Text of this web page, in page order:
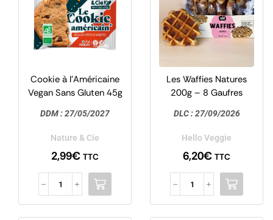
Cookie à l’Américaine
Vegan Sans Gluten 45g
DDM :27/05/2027
Nature & Cie
2,99€ TTC
Les Waffies Natures
200g – 8 Gaufres
DLC : 27/09/2026
Hello Veggie
6,20€ TTC